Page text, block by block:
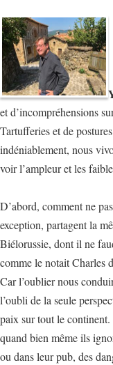
et d’incompréhensions
Tartufferies et de
indéniablement, nous
voir l’ampleur et les
D’abord, comment ne
exception, partagent la
Biélorussie, dont il ne
comme le notait Charles
Car l’oublier nous
l’oubli de la seule
paix sur tout le
quand bien même ils
ou dans leur pub, des